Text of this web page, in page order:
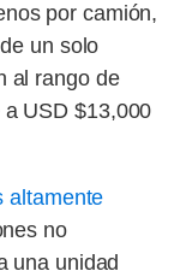
por camión,
un solo
al rango de
USD $13,000
altamente
no
una unidad